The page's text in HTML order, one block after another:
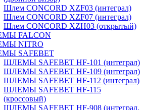
Шлем CONCORD XZF03 (интеграл)
Шлем CONCORD XZF07 (интеграл)
Шлем CONCORD XZH03 (открытый)
FALCON
NITRO
SAFEBET
ШЛЕМЫ SAFEBET HF-101 (интеграл)
ШЛЕМЫ SAFEBET HF-109 (интеграл)
ШЛЕМЫ SAFEBET HF-112 (интеграл)
ШЛЕМЫ SAFEBET HF-115
(кроссовый)
ШЛЕМЫ SAFEBET HF-908 (интеграл,